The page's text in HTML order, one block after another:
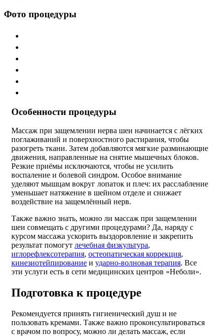
Фото процедуры
Особенности процедуры
Массаж при защемлении нерва шеи начинается с лёгких
поглаживаний и поверхностного растирания, чтобы
разогреть ткани. Затем добавляются мягкие разминающие
движения, направленные на снятие мышечных блоков.
Резкие приёмы исключаются, чтобы не усилить
воспаление и болевой синдром. Особое внимание
уделяют мышцам вокруг лопаток и плеч: их расслабление
уменьшает натяжение в шейном отделе и снижает
воздействие на защемлённый нерв.
Также важно знать, можно ли массаж при защемлении
шеи совмещать с другими процедурами? Да, наряду с
курсом массажа ускорить выздоровление и закрепить
результат помогут лечебная физкультура,
иглорефлексотерапия, остеопатическая коррекция,
кинезиотейпирование и ударно-волновая терапия. Все
эти услуги есть в сети медицинских центров «Неболи».
Подготовка к процедуре
Рекомендуется принять гигиенический душ и не
пользовать кремами. Также важно проконсультироваться
с врачом по вопросу, можно ли делать массаж, если